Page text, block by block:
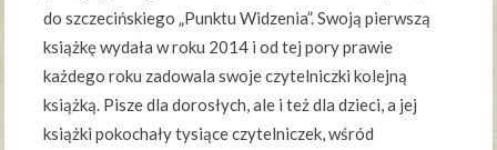
do szczecińskiego „Punktu Widzenia”. Swoją pierwszą
książkę wydała w roku 2014 i od tej pory prawie
każdego roku zadowala swoje czytelniczki kolejną
książką. Pisze dla dorosłych, ale i też dla dzieci, a jej
książki pokochały tysiące czytelniczek, wśród